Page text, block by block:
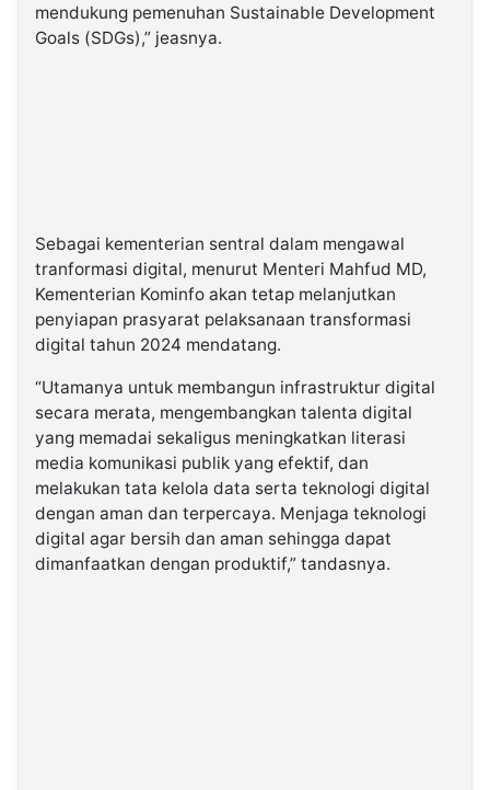
mendukung pemenuhan Sustainable Development
Goals (SDGs),” jeasnya.
Sebagai kementerian sentral dalam mengawal
tranformasi digital, menurut Menteri Mahfud MD,
Kementerian Kominfo akan tetap melanjutkan
penyiapan prasyarat pelaksanaan transformasi
digital tahun 2024 mendatang.
“Utamanya untuk membangun infrastruktur digital
secara merata, mengembangkan talenta digital
yang memadai sekaligus meningkatkan literasi
media komunikasi publik yang efektif, dan
melakukan tata kelola data serta teknologi digital
dengan aman dan terpercaya. Menjaga teknologi
digital agar bersih dan aman sehingga dapat
dimanfaatkan dengan produktif,” tandasnya.